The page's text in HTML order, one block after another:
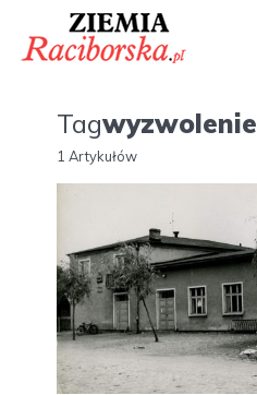
Tagwyzwolenie
1 Artykułów